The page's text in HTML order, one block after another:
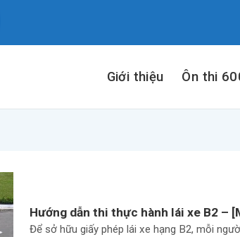
Giới thiệu Ôn thi
Hướng dẫn thi thực hành lái xe B2 –
Để sở hữu giấy phép lái xe hạng B2, mỗi